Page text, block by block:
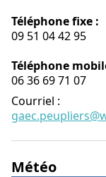
Téléphone fixe :
09 51 04 42 95
Téléphone
06 36 69 71 07
Courriel :
Météo